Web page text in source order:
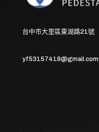
台中市大里區東湖路21號
yf53157418@gmail.com